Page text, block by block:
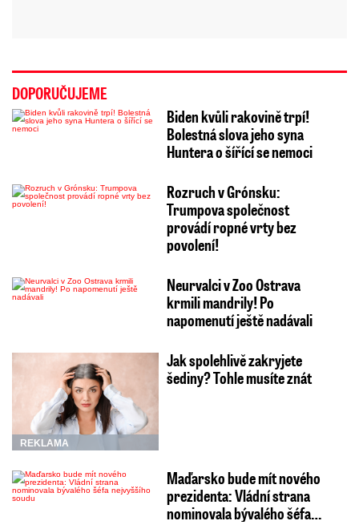
DOPORUČUJEME
Biden kvůli rakovině trpí!
Bolestná slova jeho syna
Huntera o šířící se nemoci
Rozruch v Grónsku:
Trumpova společnost
provádí ropné vrty bez
povolení!
Neurvalci v Zoo Ostrava
krmili mandrily! Po
napomenutí ještě nadávali
REKLAMA
Jak spolehlivě zakryjete
šediny? Tohle musíte znát
Maďarsko bude mít nového
prezidenta: Vládní strana
nominovala bývalého šéfa…